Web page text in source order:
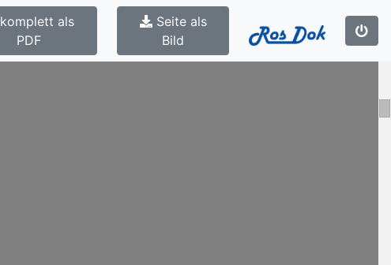
komplett als
PDF
Seite als
Bild